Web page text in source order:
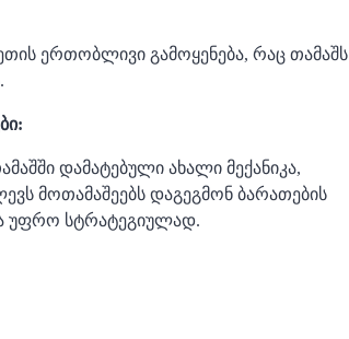
ერთობლივი გამოყენება, რაც თამაშს
დამატებული ახალი მექანიკა,
მოთამაშეებს დაგეგმონ ბარათების
უფრო სტრატეგიულად.